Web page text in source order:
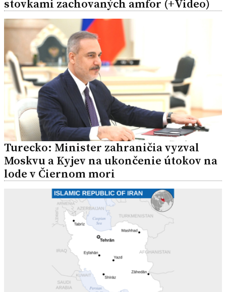
stovkami zachovaných amfor (+Video)
Turecko: Minister zahraničia vyzval
Moskvu a Kyjev na ukončenie útokov na
lode v Čiernom mori